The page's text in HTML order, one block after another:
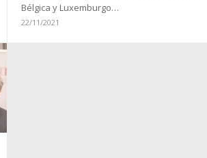
Bélgica y Luxemburgo…
22/11/2021